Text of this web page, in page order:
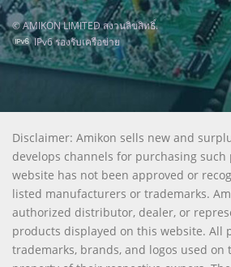
© AMIKON LIMITED สงวนลิขสิทธิ์.
IPv6 รองรับเครือข่าย
Disclaimer: Amikon sells new and
develops channels for purchasing such
website has not been approved or
listed manufacturers or trademarks.
authorized distributor, dealer, or
products displayed on this website. All
trademarks, brands, and logos used on